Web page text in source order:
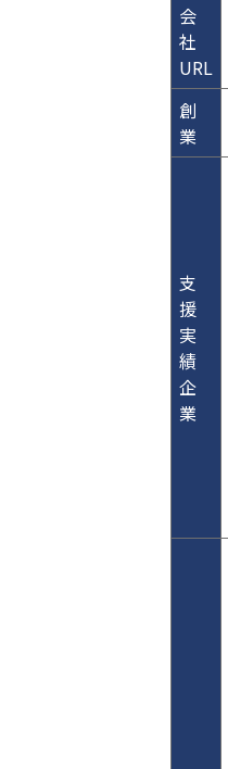
会
社
URL
創
業
支
援
実
績
企
業